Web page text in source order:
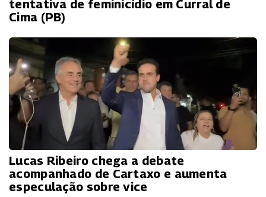
tentativa de feminicídio em Curral de
Cima (PB)
Lucas Ribeiro chega a debate
acompanhado de Cartaxo e aumenta
especulação sobre vice